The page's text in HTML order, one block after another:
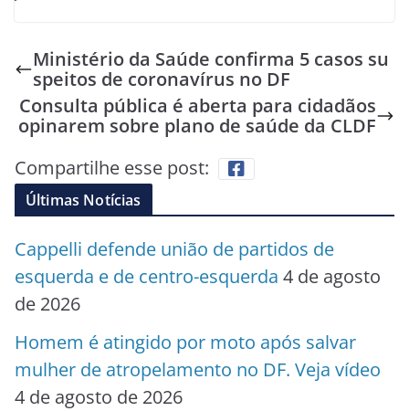
Ministério da Saúde confirma 5 casos su
speitos de coronavírus no DF
Consulta pública é aberta para cidadãos
opinarem sobre plano de saúde da CLDF
Compartilhe esse post:
Últimas Notícias
Cappelli defende união de partidos de
esquerda e de centro-esquerda 4 de agosto
de 2026
Homem é atingido por moto após salvar
mulher de atropelamento no DF. Veja vídeo
4 de agosto de 2026